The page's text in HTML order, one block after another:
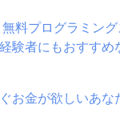
無料プログラミン
験者にもおすすめ
ぐお金が欲しいあ